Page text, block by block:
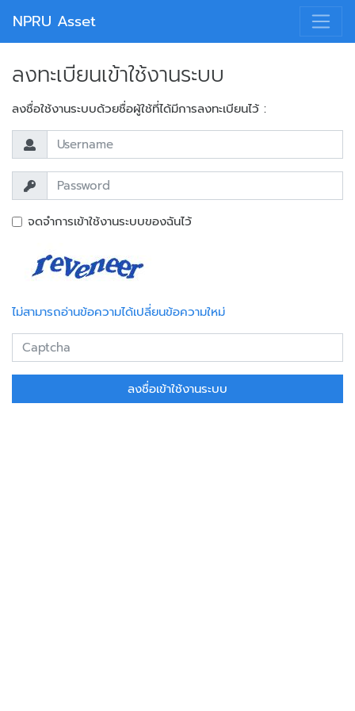
NPRU Asset
ลงทะเบียนเข้าใช้งานระบบ
ลงชื่อใช้งานระบบด้วยชื่อผู้ใช้ที่ได้มีการลงทะเบียนไว้ :
จดจำการเข้าใช้งานระบบของฉันไว้
ไม่สามารถอ่านข้อความได้เปลี่ยนข้อความใหม่